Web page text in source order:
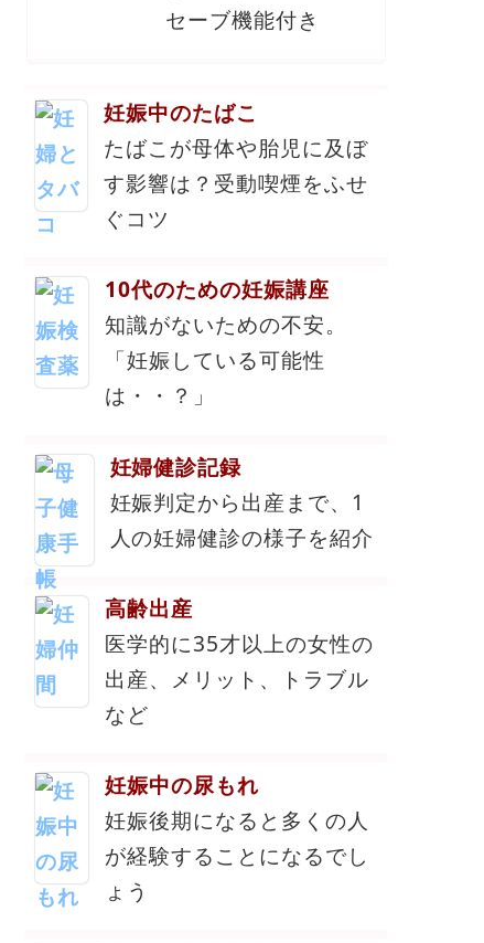
セーブ機能付き
妊娠中のたばこ
たばこが母体や胎児に及ぼ
す影響は？受動喫煙をふせ
ぐコツ
10代のための妊娠講座
知識がないための不安。
「妊娠している可能性
は・・？」
妊婦健診記録
妊娠判定から出産まで、1
人の妊婦健診の様子を紹介
高齢出産
医学的に35才以上の女性の
出産、メリット、トラブル
など
妊娠中の尿もれ
妊娠後期になると多くの人
が経験することになるでし
ょう